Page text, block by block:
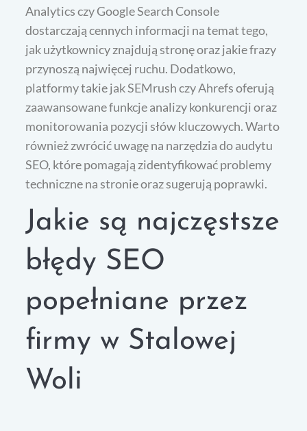
Analytics czy Google Search Console
dostarczają cennych informacji na temat tego,
jak użytkownicy znajdują stronę oraz jakie frazy
przynoszą najwięcej ruchu. Dodatkowo,
platformy takie jak SEMrush czy Ahrefs oferują
zaawansowane funkcje analizy konkurencji oraz
monitorowania pozycji słów kluczowych. Warto
również zwrócić uwagę na narzędzia do audytu
SEO, które pomagają zidentyfikować problemy
techniczne na stronie oraz sugerują poprawki.
Jakie są najczęstsze
błędy SEO
popełniane przez
firmy w Stalowej
Woli